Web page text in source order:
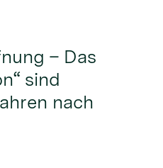
– Das
sind
nach